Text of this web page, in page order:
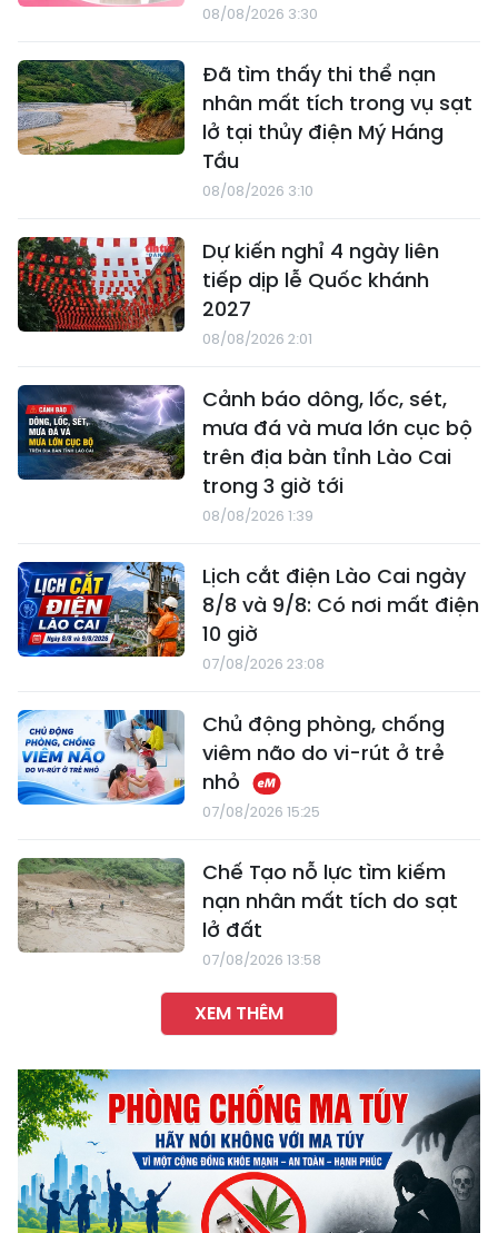
08/08/2026 3:30
Đã tìm thấy thi thể nạn
nhân mất tích trong vụ sạt
lở tại thủy điện Mý Háng
Tầu
08/08/2026 3:10
Dự kiến nghỉ 4 ngày liên
tiếp dịp lễ Quốc khánh
2027
08/08/2026 2:01
Cảnh báo dông, lốc, sét,
mưa đá và mưa lớn cục bộ
trên địa bàn tỉnh Lào Cai
trong 3 giờ tới
08/08/2026 1:39
Lịch cắt điện Lào Cai ngày
8/8 và 9/8: Có nơi mất điện
10 giờ
07/08/2026 23:08
Chủ động phòng, chống
viêm não do vi-rút ở trẻ
nhỏ
07/08/2026 15:25
Chế Tạo nỗ lực tìm kiếm
nạn nhân mất tích do sạt
lở đất
07/08/2026 13:58
XEM THÊM